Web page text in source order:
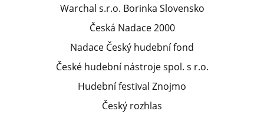
Warchal s.r.o. Borinka Slovensko
Česká Nadace 2000
Nadace Český hudební fond
České hudební nástroje spol. s r.o.
Hudební festival Znojmo
Český rozhlas